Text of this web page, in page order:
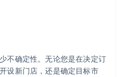
不确定性。无论您是在决定订
设新门店，还是确定目标市